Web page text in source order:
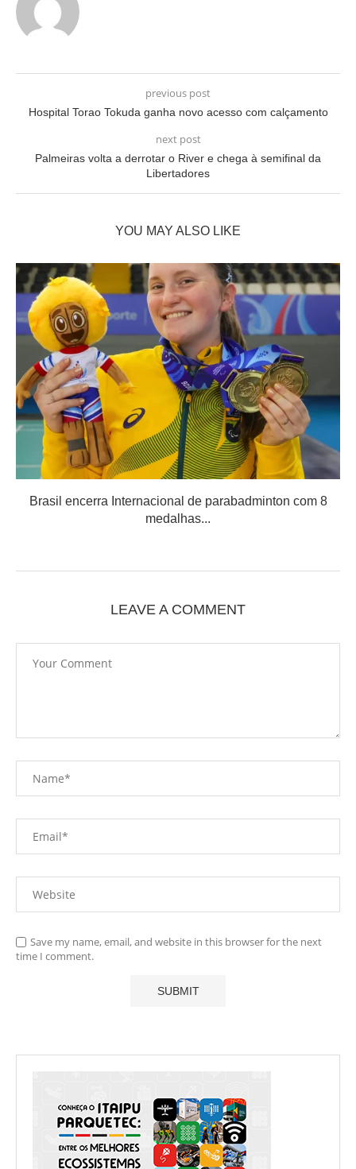
previous post
Hospital Torao Tokuda ganha novo acesso com calçamento
next post
Palmeiras volta a derrotar o River e chega à semifinal da
Libertadores
YOU MAY ALSO LIKE
Brasil encerra Internacional de parabadminton com 8
medalhas...
LEAVE A COMMENT
Save my name, email, and website in this browser for the next
time I comment.